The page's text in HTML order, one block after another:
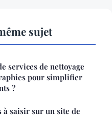
sujet
services de nettoyage
pour simplifier
?
saisir sur un site de